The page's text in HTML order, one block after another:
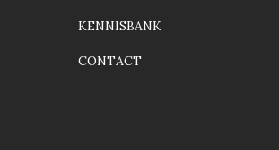
KENNISBANK
CONTACT